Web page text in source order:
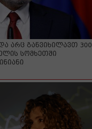
არც განვიხილავთ 300
სომხეთში